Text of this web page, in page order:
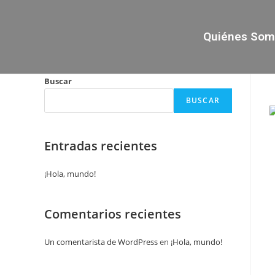
Quiénes
Buscar
BUSCAR
Entradas recientes
¡Hola, mundo!
Comentarios recientes
Un comentarista de WordPressen ¡Hola, mundo!